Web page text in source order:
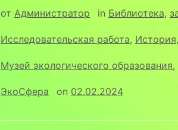
от Администратор in Библиотека,
Исследовательская работа, История,
Музей экологического образования,
ЭкоСфера on 02.02.2024